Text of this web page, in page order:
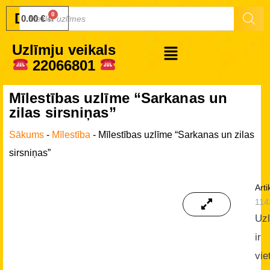
Druku.lv
0.00€
Uzlīmju veikals
22066801
Mīlestības uzlīme “Sarkanas un
zilas sirsniņas”
Sākums - Mīlestība - Mīlestības uzlīme “Sarkanas un zilas
sirsniņas”
ir